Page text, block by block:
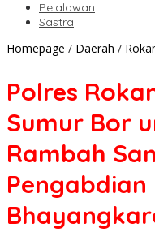
Pelalawan
Sastra
Homepage / Daerah /
Polres
Sumur Bor
Rambah
Pengabdian